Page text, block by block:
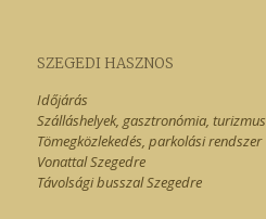
SZEGEDI HASZNOS
Időjárás
Szálláshelyek, gasztronómia, turizmus
Tömegközlekedés, parkolási rendszer
Vonattal Szegedre
Távolsági busszal Szegedre